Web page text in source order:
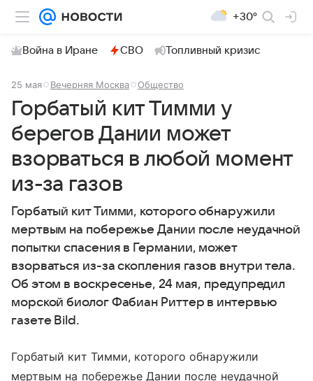
+30°
Война в Иране СВО Топливный кризис
25 мая Вечерняя Москва Общество
Горбатый кит Тимми у
берегов Дании может
взорваться в любой момент
из-за газов
Горбатый кит Тимми, которого обнаружили
мертвым на побережье Дании после неудачной
попытки спасения в Германии, может
взорваться из-за скопления газов внутри тела.
Об этом в воскресенье, 24 мая, предупредил
морской биолог Фабиан Риттер в интервью
газете Bild.
Горбатый кит Тимми, которого обнаружили
мертвым на побережье Дании после неудачной